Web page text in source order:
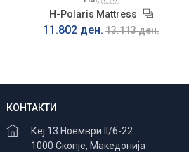
H-Polaris Mattress
11.802 ден. 13.113 ден.
плаќање
заштита
КОНТАКТИ
Кеј 13 Ноември II/6-22
1000 Скопје, Македонија